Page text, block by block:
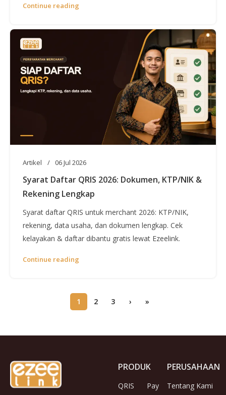
Continue reading
Artikel 06 Jul 2026
Syarat Daftar QRIS 2026: Dokumen, KTP/NIK &
Rekening Lengkap
Syarat daftar QRIS untuk merchant 2026: KTP/NIK,
rekening, data usaha, dan dokumen lengkap. Cek
kelayakan & daftar dibantu gratis lewat Ezeelink.
Continue reading
1 2 3 › »
PRODUK
QRIS
Pay
PERUSAHAAN
Tentang Kami